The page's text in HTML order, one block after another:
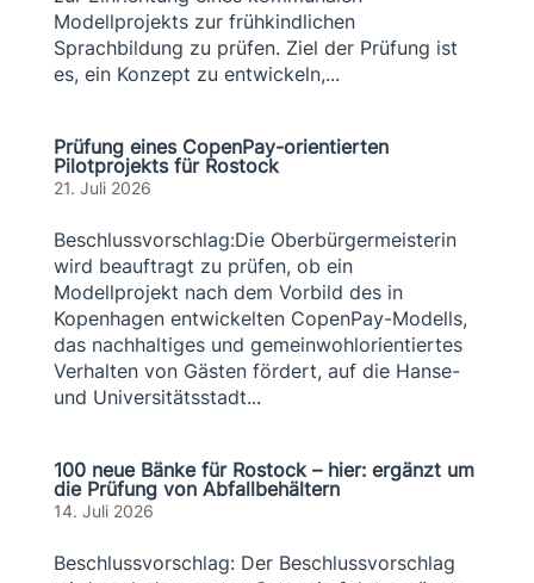
Modellprojekts zur frühkindlichen
Sprachbildung zu prüfen. Ziel der Prüfung ist
es, ein Konzept zu entwickeln,...
Prüfung eines CopenPay-orientierten
Pilotprojekts für Rostock
21. Juli 2026
Beschlussvorschlag:Die Oberbürgermeisterin
wird beauftragt zu prüfen, ob ein
Modellprojekt nach dem Vorbild des in
Kopenhagen entwickelten CopenPay-Modells,
das nachhaltiges und gemeinwohlorientiertes
Verhalten von Gästen fördert, auf die Hanse-
und Universitätsstadt...
100 neue Bänke für Rostock – hier: ergänzt um
die Prüfung von Abfallbehältern
14. Juli 2026
Beschlussvorschlag: Der Beschlussvorschlag